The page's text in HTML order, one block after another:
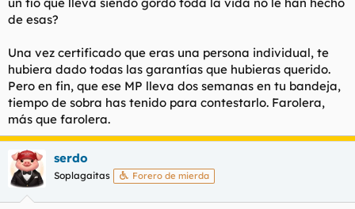
de esas?
Una vez certificado que eras una persona individual, te
hubiera dado todas las garantías que hubieras querido.
Pero en fin, que ese MP lleva dos semanas en tu bandeja,
tiempo de sobra has tenido para contestarlo. Farolera,
más que farolera.
serdo
Soplagaitas Forero de mierda